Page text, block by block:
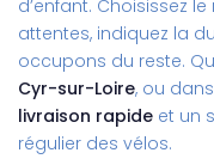
d’enfant. Choisissez
attentes, indiquez la
occupons du reste.
Cyr-sur-Loire, ou
livraison rapide et un
régulier des vélos.